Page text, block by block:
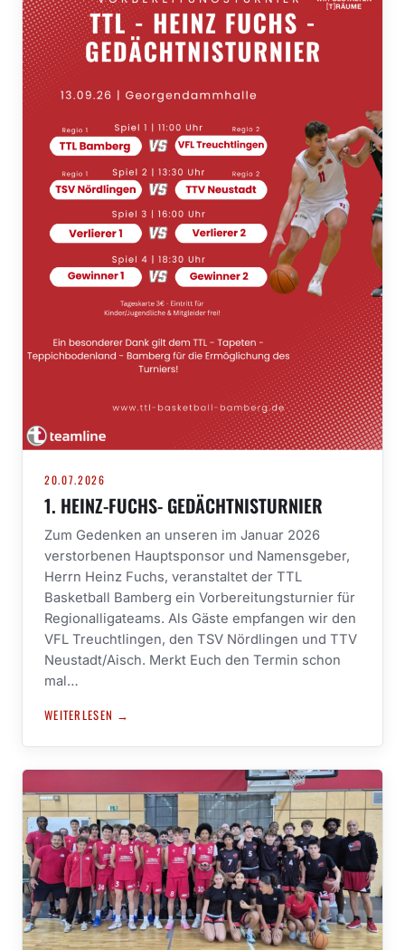
20.07.2026
1. HEINZ-FUCHS- GEDÄCHTNISTURNIER
Zum Gedenken an unseren im Januar 2026
verstorbenen Hauptsponsor und Namensgeber,
Herrn Heinz Fuchs, veranstaltet der TTL
Basketball Bamberg ein Vorbereitungsturnier für
Regionalligateams. Als Gäste empfangen wir den
VFL Treuchtlingen, den TSV Nördlingen und TTV
Neustadt/Aisch. Merkt Euch den Termin schon
mal…
WEITERLESEN →